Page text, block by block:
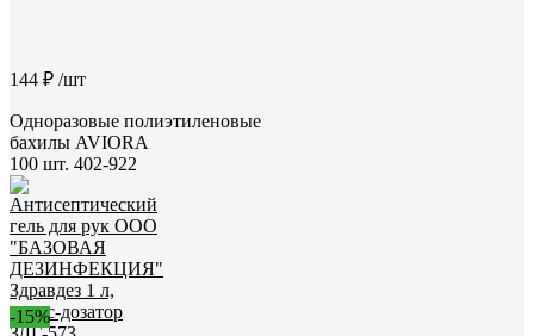
144 ₽ /шт
Одноразовые полиэтиленовые
бахилы AVIORA
100 шт. 402-922
-15%